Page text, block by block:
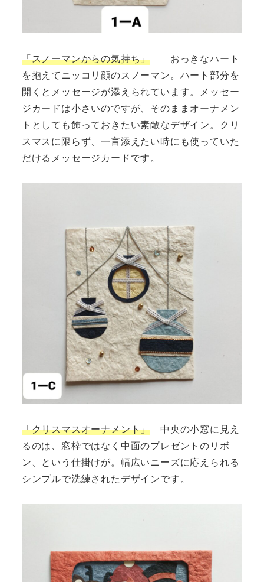
「スノーマンからの気持ち」 おっきなハート
を抱えてニッコリ顔のスノーマン。ハート部分を
開くとメッセージが添えられています。メッセー
ジカードは小さいのですが、そのままオーナメン
トとしても飾っておきたい素敵なデザイン。クリ
スマスに限らず、一言添えたい時にも使っていた
だけるメッセージカードです。
「クリスマスオーナメント」 中央の小窓に見え
るのは、窓枠ではなく中面のプレゼントのリボ
ン、という仕掛けが。幅広いニーズに応えられる
シンプルで洗練されたデザインです。